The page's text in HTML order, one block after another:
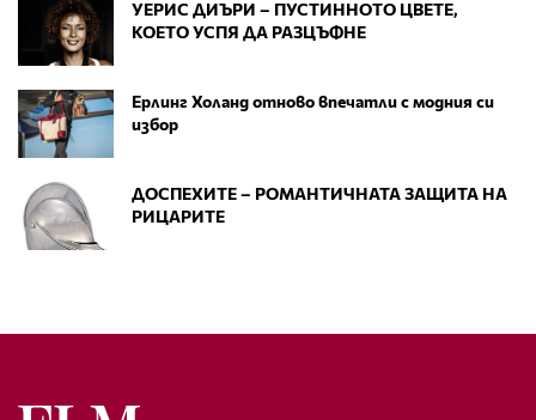
УЕРИС ДИЪРИ – ПУСТИННОТО ЦВЕТЕ,
КОЕТО УСПЯ ДА РАЗЦЪФНЕ
Ерлинг Холанд отново впечатли с модния си
избор
ДОСПЕХИТЕ – РОМАНТИЧНАТА ЗАЩИТА НА
РИЦАРИТЕ